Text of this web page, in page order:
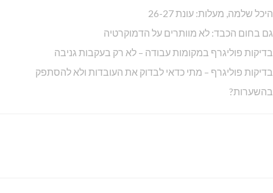
היכל שלמה, מעלות: עונת 26-27
גם בחום הכבד: לא מוותרים על הדמוקרטיה
בדיקות פוליגרף במקומות עבודה – לא רק בעקבות גניבה
בדיקות פוליגרף – מתי כדאי לבדוק את העובדות ולא להסתפק
בהשערות?